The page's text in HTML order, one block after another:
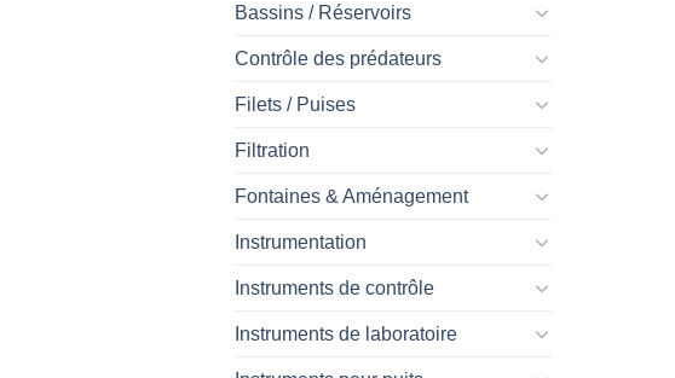
Bassins / Réservoirs
Contrôle des prédateurs
Filets / Puises
Filtration
Fontaines & Aménagement
Instrumentation
Instruments de contrôle
Instruments de laboratoire